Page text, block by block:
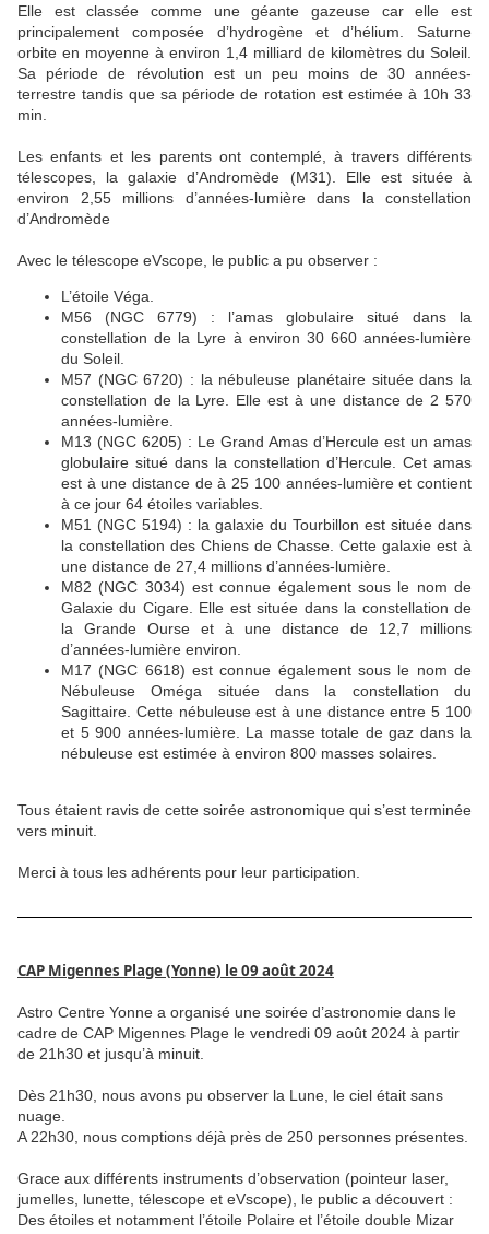
Elle est classée comme une géante gazeuse car elle est
principalement composée d’hydrogène et d’hélium. Saturne
orbite en moyenne à environ 1,4 milliard de kilomètres du Soleil.
Sa période de révolution est un peu moins de 30 années-
terrestre tandis que sa période de rotation est estimée à 10h 33
min.
Les enfants et les parents ont contemplé, à travers différents
télescopes, la galaxie d’Andromède (M31). Elle est située à
environ 2,55 millions d’années-lumière dans la constellation
d’Andromède
Avec le télescope eVscope, le public a pu observer :
L’étoile Véga.
M56 (NGC 6779) : l’amas globulaire situé dans la
constellation de la Lyre à environ 30 660 années-lumière
du Soleil.
M57 (NGC 6720) : la nébuleuse planétaire située dans la
constellation de la Lyre. Elle est à une distance de 2 570
années-lumière.
M13 (NGC 6205) : Le Grand Amas d’Hercule est un amas
globulaire situé dans la constellation d’Hercule. Cet amas
est à une distance de à 25 100 années-lumière et contient
à ce jour 64 étoiles variables.
M51 (NGC 5194) : la galaxie du Tourbillon est située dans
la constellation des Chiens de Chasse. Cette galaxie est à
une distance de 27,4 millions d’années-lumière.
M82 (NGC 3034) est connue également sous le nom de
Galaxie du Cigare. Elle est située dans la constellation de
la Grande Ourse et à une distance de 12,7 millions
d’années-lumière environ.
M17 (NGC 6618) est connue également sous le nom de
Nébuleuse Oméga située dans la constellation du
Sagittaire. Cette nébuleuse est à une distance entre 5 100
et 5 900 années-lumière. La masse totale de gaz dans la
nébuleuse est estimée à environ 800 masses solaires.
Tous étaient ravis de cette soirée astronomique qui s’est terminée
vers minuit.
Merci à tous les adhérents pour leur participation.
CAP Migennes Plage (Yonne) le 09 août 2024
Astro Centre Yonne a organisé une soirée d’astronomie dans le
cadre de CAP Migennes Plage le vendredi 09 août 2024 à partir
de 21h30 et jusqu’à minuit.
Dès 21h30, nous avons pu observer la Lune, le ciel était sans
nuage.
A 22h30, nous comptions déjà près de 250 personnes présentes.
Grace aux différents instruments d’observation (pointeur laser,
jumelles, lunette, télescope et eVscope), le public a découvert :
Des étoiles et notamment l’étoile Polaire et l’étoile double Mizar